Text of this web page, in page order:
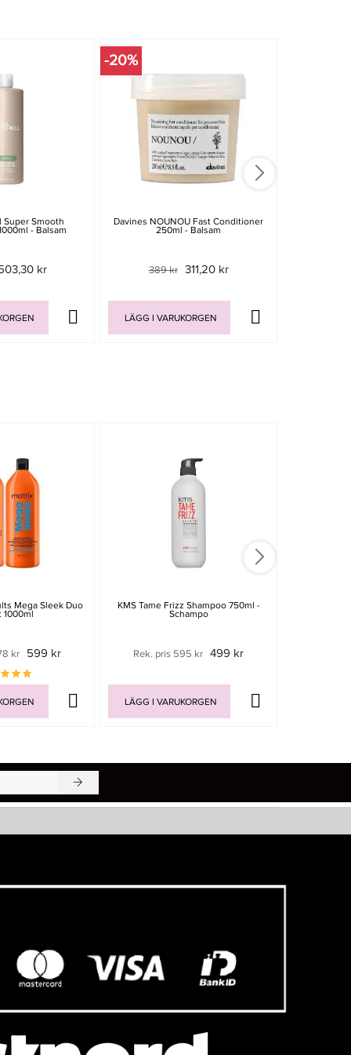
Super Smooth
- Balsam
kr
-20%
Davines NOUNOU Fast Conditioner
250ml - Balsam
389 kr 311,20 kr
LÄGG I VARUKORGEN
Mega Sleek Duo
1000ml
kr 599 kr
KMS Tame Frizz Shampoo 750ml -
Schampo
Rek. pris 595 kr 499 kr
LÄGG I VARUKORGEN